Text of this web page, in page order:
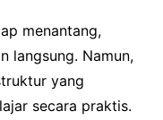
menantang,
langsung. Namun,
yang
secara praktis.